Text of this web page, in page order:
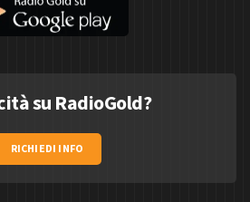
su RadioGold?
RICHIEDI INFO